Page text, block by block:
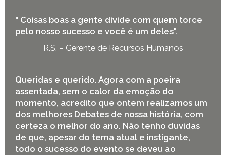
" Coisas boas a gente divide com quem torce
pelo nosso sucesso e você é um deles".
R.S. – Gerente de Recursos Humanos
Queridas e querido. Agora com a poeira
assentada, sem o calor da emoção do
momento, acredito que ontem realizamos um
dos melhores Debates de nossa história, com
certeza o melhor do ano. Não tenho duvidas
de que, apesar do tema atual e instigante,
todo o sucesso do evento se deveu ao